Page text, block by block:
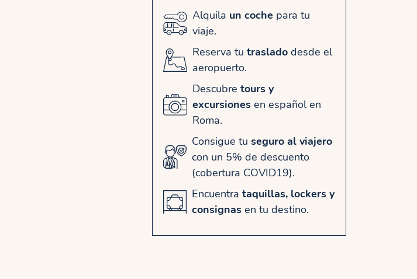
Alquila un coche para tu
viaje.
Reserva tu trasladodesde el
aeropuerto.
Descubretours y
excursiones en español en
Roma.
Consigue tu seguro al viajero
con un 5% de descuento
(cobertura COVID19).
Encuentra taquillas, lockers y
consignas en tu destino.